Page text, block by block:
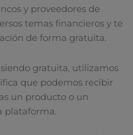
y proveedores de
temas financieros y te
de forma gratuita.
gratuita, utilizamos
que podemos recibir
un producto o un
plataforma.